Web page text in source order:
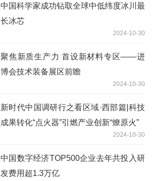
中国科学家成功钻取全球中低纬度冰川最
长冰芯
2024-10-30
聚焦新质生产力 首设新材料专区——进
博会技术装备展区前瞻
2024-10-30
新时代中国调研行之看区域·西部篇|科技
成果转化“点火器”引燃产业创新“燎原火”
2024-10-30
中国数字经济TOP500企业去年共投入研
发费用超1.3万亿